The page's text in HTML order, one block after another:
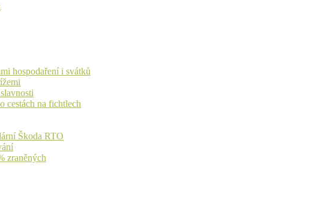
hospodaření i svátků
cestách na fichtlech
Škoda RTO
zraněných